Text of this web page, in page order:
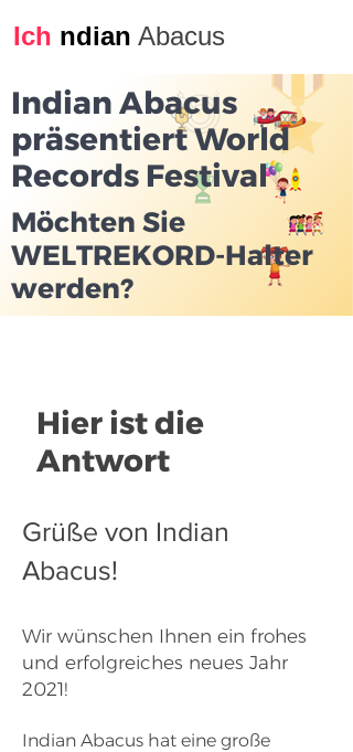
Ich ndian Abacus
Indian Abacus
präsentiert World
Records Festival
Möchten Sie
WELTREKORD-Halter
werden?
Hier ist die
Antwort
Grüße von Indian
Abacus!
Wir wünschen Ihnen ein frohes
und erfolgreiches neues Jahr
2021!
Indian Abacus hat eine große